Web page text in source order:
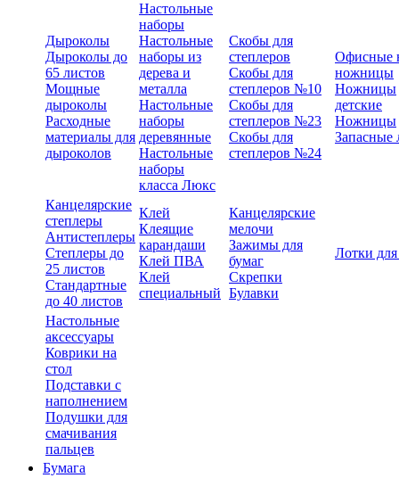
Дыроколы
Дыроколы до
65 листов
Мощные
дыроколы
Расходные
материалы для
дыроколов
Настольные
наборы
Настольные
наборы из
дерева и
металла
Настольные
наборы
деревянные
Настольные
наборы
класса Люкс
Скобы для
степлеров
Скобы для
степлеров №10
Скобы для
степлеров №23
Скобы для
степлеров №24
Офисные
ножницы
Ножницы
детские
Ножницы
Запасные
Канцелярские
степлеры
Антистеплеры
Степлеры до
25 листов
Стандартные
до 40 листов
Клей
Клеящие
карандаши
Клей ПВА
Клей
специальный
Канцелярские
мелочи
Зажимы для
бумаг
Скрепки
Булавки
Лотки
Настольные
аксессуары
Коврики на
стол
Подставки с
наполнением
Подушки для
смачивания
пальцев
Бумага